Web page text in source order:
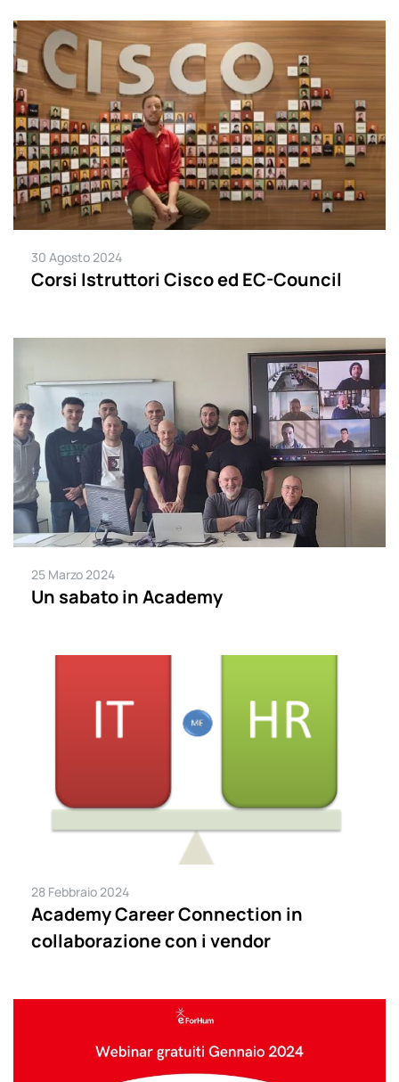
30 Agosto 2024
Corsi Istruttori Cisco ed EC-Council
25 Marzo 2024
Un sabato in Academy
28 Febbraio 2024
Academy Career Connection in
collaborazione con i vendor